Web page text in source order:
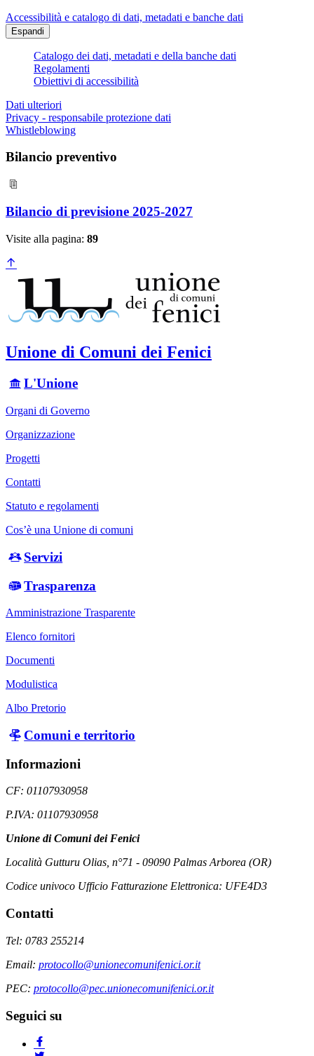
Accessibilità e catalogo di dati, metadati e banche dati
Espandi
Catalogo dei dati, metadati e della banche dati
Regolamenti
Obiettivi di accessibilità
Dati ulteriori
Privacy - responsabile protezione dati
Whistleblowing
Bilancio preventivo
Bilancio di previsione 2025-2027
Visite alla pagina: 89
Unione di Comuni dei Fenici
L'Unione
Organi di Governo
Organizzazione
Progetti
Contatti
Statuto e regolamenti
Cos’è una Unione di comuni
Servizi
Trasparenza
Amministrazione Trasparente
Elenco fornitori
Documenti
Modulistica
Albo Pretorio
Comuni e territorio
Informazioni
CF: 01107930958
P.IVA: 01107930958
Unione di Comuni dei Fenici
Località Gutturu Olias, n°71 - 09090 Palmas Arborea (OR)
Codice univoco Ufficio Fatturazione Elettronica: UFE4D3
Contatti
Tel: 0783 255214
Email: protocollo@unionecomunifenici.or.it
PEC: protocollo@pec.unionecomunifenici.or.it
Seguici su